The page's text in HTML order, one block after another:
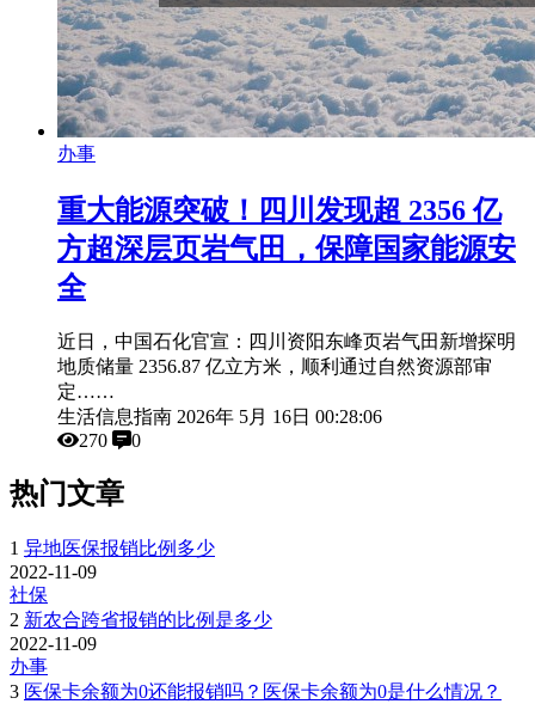
办事
重大能源突破！四川发现超 2356 亿
方超深层页岩气田，保障国家能源安
全
近日，中国石化官宣：四川资阳东峰页岩气田新增探明
地质储量 2356.87 亿立方米，顺利通过自然资源部审
定……
生活信息指南 2026年 5月 16日 00:28:06
270
0
热门文章
1 异地医保报销比例多少
2022-11-09
社保
2 新农合跨省报销的比例是多少
2022-11-09
办事
3 医保卡余额为0还能报销吗？医保卡余额为0是什么情况？